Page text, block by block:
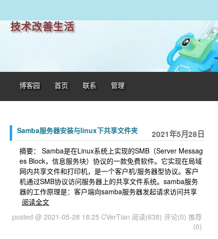
技术改善生活
博客园 首页 联系 管理
2021年5月28日
Samba服务器安装与linux下共享文件夹
摘要： Samba是在Linux系统上实现的SMB（Server Messag
es Block，信息服务块）协议的一款免费软件。它实现在局域
网内共享文件和打印机，是一个客户机/服务器型协议。客户
机通过SMB协议访问服务器上的共享文件系统。samba服务
器的工作原理是：客户端向samba服务器发起请求访问共享
阅读全文
posted @ 2021-05-28 18:25 CVerTian 阅读(638) 评论(0) 推荐
(0)